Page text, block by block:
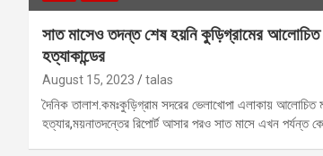
সাত মাসেও তদন্ত শেষ হয়নি কুড়িগ্রামের আলোচিত
হত্যাকান্ডের
August 15, 2023 talas
দৈনিক তালাশ.কমঃকুড়িগ্রাম সদরের ভেলাখোপা এলাকায় আলোচিত
হত্যার,ময়নাতদন্তের রিপোর্ট আসার পরও সাত মাসে এখন পর্যন্ত